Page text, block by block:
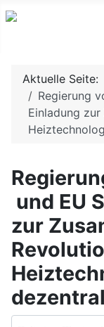
Aktuelle Seite:
Regierung
Einladung
und EU
zur